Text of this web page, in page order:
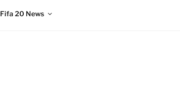
Fifa 20 News